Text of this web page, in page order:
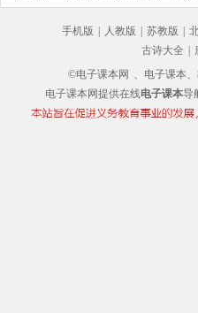
手机版 人教版 苏教版
古诗大全
©电子课本网 、电子课本
电子课本网提供在线电子课本导